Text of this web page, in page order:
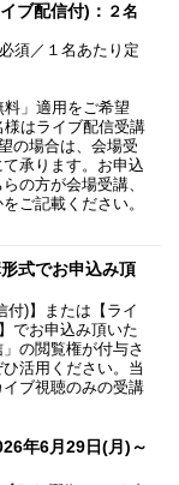
ブ配信付)： ２名
須​／１名あたり定
料」適用をご希望
はライブ配信受講
の場合は、会場受
承ります。お申込
の方が会場受講、
ご記載ください。
式でお申込み頂
付)】または【ライ
でお申込み頂いた
の閲覧権が付与さ
活用ください。当
ブ視聴のみの受講
年6月29日(月)～